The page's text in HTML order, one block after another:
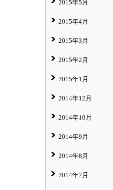
2015年5月
2015年4月
2015年3月
2015年2月
2015年1月
2014年12月
2014年10月
2014年9月
2014年8月
2014年7月